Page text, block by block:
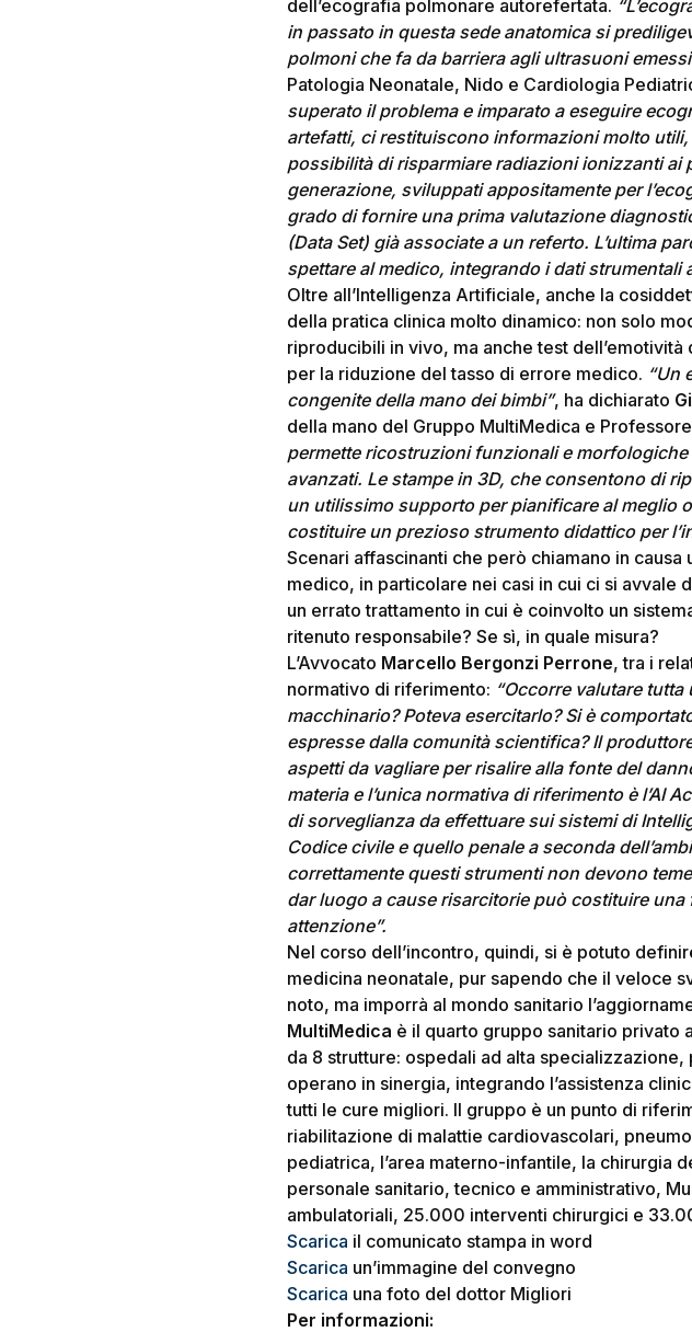
dell’ecografia polmonare autorefertata.
in passato in questa sede anatomica si
polmoni che fa da barriera agli ultrasuoni
Patologia Neonatale, Nido e Cardiologia
superato il problema e imparato a eseguire
artefatti, ci restituiscono informazioni molto
possibilità di risparmiare radiazioni ionizzanti
generazione, sviluppati appositamente per
grado di fornire una prima valutazione
(Data Set) già associate a un referto. L’ultima
spettare al medico, integrando i dati strumentali
Oltre all’Intelligenza Artificiale, anche la
della pratica clinica molto dinamico: non solo
riproducibili in vivo, ma anche test
per la riduzione del tasso di errore medico. “Un
congenite della mano dei bimbi”, ha dichiarato
della mano del Gruppo MultiMedica e
permette ricostruzioni funzionali e
avanzati. Le stampe in 3D, che consentono di
un utilissimo supporto per pianificare al meglio
costituire un prezioso strumento didattico per
Scenari affascinanti che però chiamano in
medico, in particolare nei casi in cui ci si avvale
un errato trattamento in cui è coinvolto un
ritenuto responsabile? Se sì, in quale misura?
L’Avvocato Marcello Bergonzi Perrone, tra i
normativo di riferimento: “Occorre valutare
macchinario? Poteva esercitarlo? Si è
espresse dalla comunità scientifica? Il
aspetti da vagliare per risalire alla fonte del
materia e l’unica normativa di riferimento è l’AI
di sorveglianza da effettuare sui sistemi di
Codice civile e quello penale a seconda
correttamente questi strumenti non devono
dar luogo a cause risarcitorie può costituire
attenzione”.
Nel corso dell’incontro, quindi, si è potuto
medicina neonatale, pur sapendo che il veloce
noto, ma imporrà al mondo sanitario
MultiMedica è il quarto gruppo sanitario privato
da 8 strutture: ospedali ad alta
operano in sinergia, integrando l’assistenza
tutti le cure migliori. Il gruppo è un punto di
riabilitazione di malattie cardiovascolari,
pediatrica, l’area materno-infantile, la chirurgia
personale sanitario, tecnico e amministrativo,
ambulatoriali, 25.000 interventi chirurgici e
Scarica il comunicato stampa in word
Scarica un’immagine del convegno
Scarica una foto del dottor Migliori
Per informazioni: